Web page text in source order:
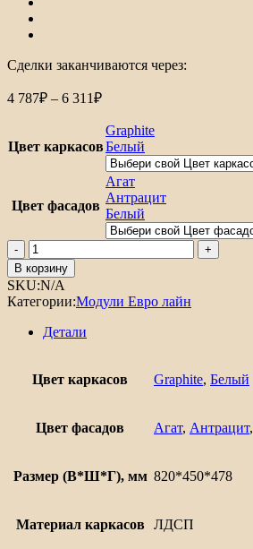
Сделки заканчиваются через:
4 787₽ – 6 311₽Диапазон
4
787₽
6
311₽
Цвет каркасов
Graphite
Белый
Цвет фасадов
Агат
Антрацит
Белый
Количество
товара
Шкаф
нижний
с
1-
Евро
Лайн
В корзину
SKU:N/A
Категории:Модули Евро лайн
Детали
Цвет каркасов Graphite, Белый
Цвет фасадов Агат, Антрацит,
Размер (В*Ш*Г), мм 820*450*478
Материал каркасов ЛДСП